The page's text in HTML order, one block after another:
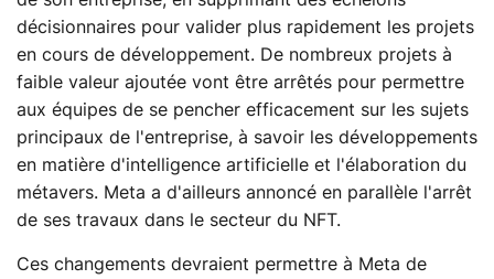
décisionnaires pour valider plus rapidement les projets
en cours de développement. De nombreux projets à
faible valeur ajoutée vont être arrêtés pour permettre
aux équipes de se pencher efficacement sur les sujets
principaux de l'entreprise, à savoir les développements
en matière d'intelligence artificielle et l'élaboration du
métavers. Meta a d'ailleurs annoncé en parallèle l'arrêt
de ses travaux dans le secteur du NFT.
Ces changements devraient permettre à Meta de